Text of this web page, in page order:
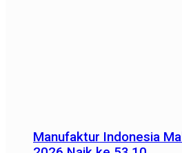
Manufaktur Indonesia